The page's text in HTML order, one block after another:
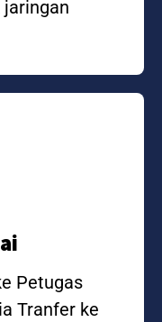
Petugas
Tranfer ke